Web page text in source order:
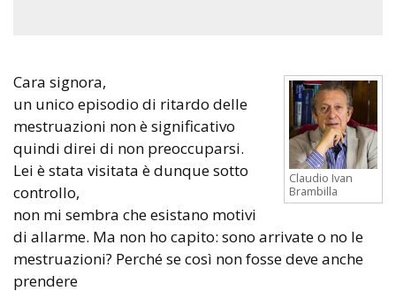
Claudio Ivan
Brambilla
Cara signora,
un unico episodio di ritardo delle
mestruazioni non è significativo
quindi direi di non preoccuparsi.
Lei è stata visitata è dunque sotto
controllo,
non mi sembra che esistano motivi
di allarme. Ma non ho capito: sono arrivate o no le
mestruazioni? Perché se così non fosse deve anche
prendere